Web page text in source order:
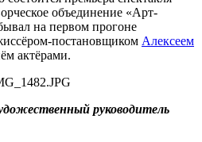
объединение «Арт-
на первом прогоне
постановщиком Алексеем
актёрами.
руководитель